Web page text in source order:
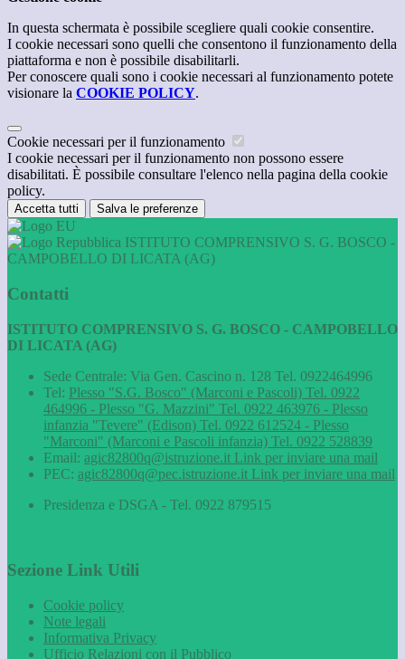
In questa schermata è possibile scegliere quali cookie consentire.
I cookie necessari sono quelli che consentono il funzionamento della
piattaforma e non è possibile disabilitarli.
Per conoscere quali sono i cookie necessari al funzionamento potete
visionare la COOKIE POLICY.
Cookie necessari per il funzionamento
I cookie necessari per il funzionamento non possono essere
disabilitati. È possibile consultare l'elenco nella pagina della cookie
policy.
Accetta tutti Salva le preferenze
ISTITUTO COMPRENSIVO S. G. BOSCO -
CAMPOBELLO DI LICATA (AG)
Contatti
ISTITUTO COMPRENSIVO S. G. BOSCO - CAMPOBELLO
DI LICATA (AG)
Sede Centrale: Via Gen. Cascino n. 128 Tel. 0922464996
Tel: Plesso "S.G. Bosco" (Marconi e Pascoli) Tel. 0922
464996 - Plesso "G. Mazzini" Tel. 0922 463976 - Plesso
infanzia "Tevere" (Edison) Tel. 0922 612524 - Plesso
"Marconi" (Marconi e Pascoli infanzia) Tel. 0922 528839
Email: agic82800q@istruzione.it Link per inviare una mail
PEC: agic82800q@pec.istruzione.it Link per inviare una mail
Presidenza e DSGA - Tel. 0922 879515
Sezione Link Utili
Cookie policy
Note legali
Informativa Privacy
Ufficio Relazioni con il Pubblico